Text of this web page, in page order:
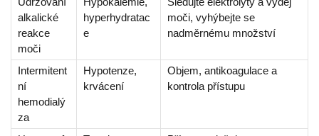
alkalické
reakce
moči
hyperhydratac
e
moči, vyhýbejte se
nadměrnému množství
Intermitent
ní
hemodialý
za
Hypotenze,
krvácení
Objem, antikoagulace a
kontrola přístupu